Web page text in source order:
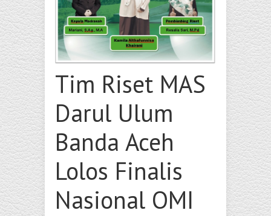
Tim Riset MAS
Darul Ulum
Banda Aceh
Lolos Finalis
Nasional OMI